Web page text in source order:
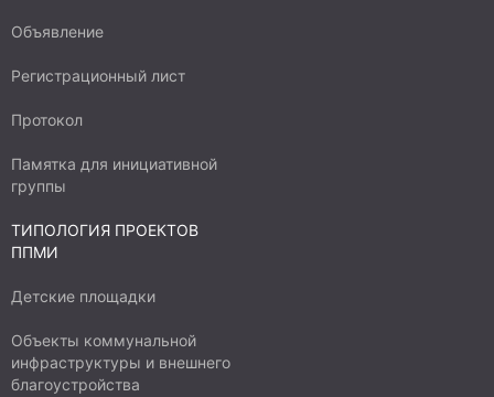
Объявление
Регистрационный лист
Протокол
Памятка для инициативной
группы
ТИПОЛОГИЯ ПРОЕКТОВ
ППМИ
Детские площадки
Объекты коммунальной
инфраструктуры и внешнего
благоустройства